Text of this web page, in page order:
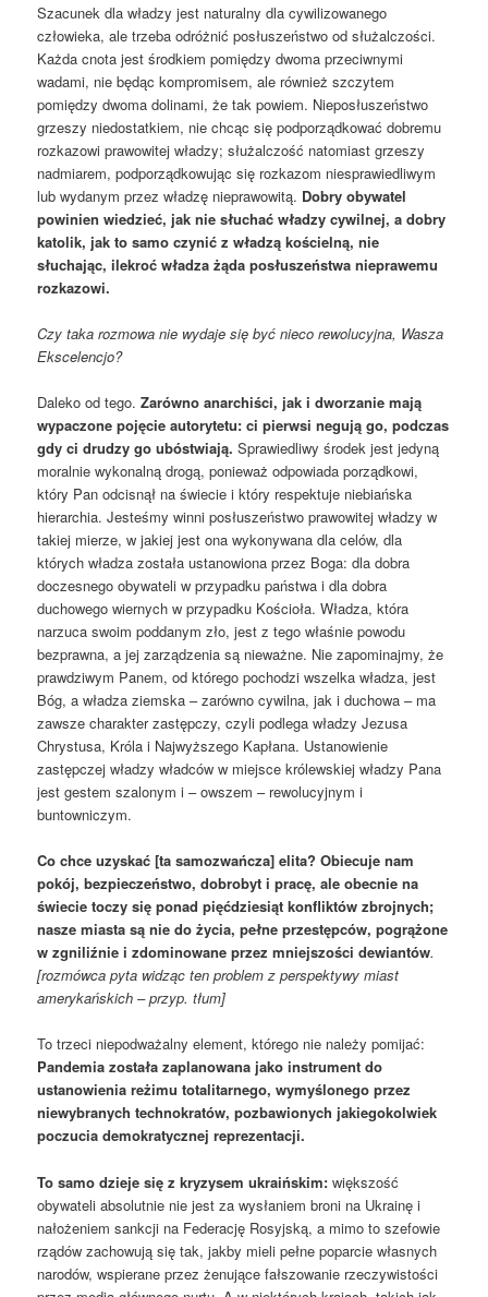
Szacunek dla władzy jest naturalny dla cywilizowanego
człowieka, ale trzeba odróżnić posłuszeństwo od służalczości.
Każda cnota jest środkiem pomiędzy dwoma przeciwnymi
wadami, nie będąc kompromisem, ale również szczytem
pomiędzy dwoma dolinami, że tak powiem. Nieposłuszeństwo
grzeszy niedostatkiem, nie chcąc się podporządkować dobremu
rozkazowi prawowitej władzy; służalczość natomiast grzeszy
nadmiarem, podporządkowując się rozkazom niesprawiedliwym
lub wydanym przez władzę nieprawowitą. Dobry obywatel
powinien wiedzieć, jak nie słuchać władzy cywilnej, a dobry
katolik, jak to samo czynić z władzą kościelną, nie
słuchając, ilekroć władza żąda posłuszeństwa nieprawemu
rozkazowi.
Czy taka rozmowa nie wydaje się być nieco rewolucyjna, Wasza
Ekscelencjo?
Daleko od tego.Zarówno anarchiści, jak i dworzanie mają
wypaczone pojęcie autorytetu: ci pierwsi negują go, podczas
gdy ci drudzy go ubóstwiają. Sprawiedliwy środek jest jedyną
moralnie wykonalną drogą, ponieważ odpowiada porządkowi,
który Pan odcisnął na świecie i który respektuje niebiańska
hierarchia. Jesteśmy winni posłuszeństwo prawowitej władzy w
takiej mierze, w jakiej jest ona wykonywana dla celów, dla
których władza została ustanowiona przez Boga: dla dobra
doczesnego obywateli w przypadku państwa i dla dobra
duchowego wiernych w przypadku Kościoła. Władza, która
narzuca swoim poddanym zło, jest z tego właśnie powodu
bezprawna, a jej zarządzenia są nieważne. Nie zapominajmy, że
prawdziwym Panem, od którego pochodzi wszelka władza, jest
Bóg, a władza ziemska – zarówno cywilna, jak i duchowa – ma
zawsze charakter zastępczy, czyli podlega władzy Jezusa
Chrystusa, Króla i Najwyższego Kapłana. Ustanowienie
zastępczej władzy władców w miejsce królewskiej władzy Pana
jest gestem szalonym i – owszem – rewolucyjnym i
buntowniczym.
Co chce uzyskać[ta samozwańcza]elita? Obiecuje nam
pokój, bezpieczeństwo, dobrobyt i pracę, ale obecnie na
świecie toczy się ponad pięćdziesiąt konfliktów zbrojnych;
nasze miasta są nie do życia, pełne przestępców, pogrążone
w zgniliźnie i zdominowane przez mniejszości dewiantów.
[rozmówca pyta widząc ten problem z perspektywy miast
amerykańskich – przyp. tłum]
To trzeci niepodważalny element, którego nie należy pomijać:
Pandemia została zaplanowana jako instrument do
ustanowienia reżimu totalitarnego, wymyślonego przez
niewybranych technokratów, pozbawionych jakiegokolwiek
poczucia demokratycznej reprezentacji.
To samo dzieje się z kryzysem ukraińskim:większość
obywateli absolutnie nie jest za wysłaniem broni na Ukrainę i
nałożeniem sankcji na Federację Rosyjską, a mimo to szefowie
rządów zachowują się tak, jakby mieli pełne poparcie własnych
narodów, wspierane przez żenujące fałszowanie rzeczywistości